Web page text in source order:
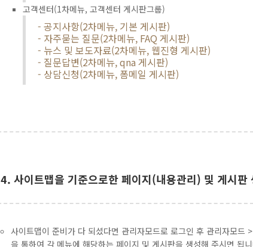
고객센터(1차메뉴, 고객센터 게시판그룹)
- 공지사항(2차메뉴, 기본 게시판)
- 자주묻는 질문(2차메뉴, FAQ 게시판)
- 뉴스 및 보도자료(2차메뉴, 웹진형 게시판)
- 질문답변(2차메뉴, qna 게시판)
- 상담신청(2차메뉴, 폼메일 게시판)
4. 사이트맵을 기준으로한 페이지(내용관리) 및 게시판
사이트맵이 준비가 다 되셨다면 관리자모드로 로그인 후 관리자모
을 통하여 각 메뉴에 해당하는 페이지 및 게시판을 생성해 주시면 됩